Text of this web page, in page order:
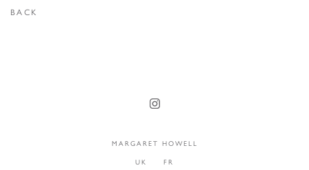
BACK
MARGARET HOWELL
UK
FR